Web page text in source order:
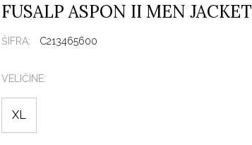
FUSALP ASPON II MEN JACKET
ŠIFRA: C213465600
VELIČINE:
XL